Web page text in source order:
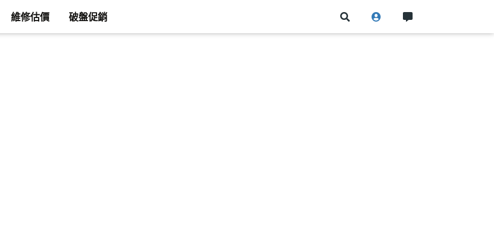
維修估價 破盤促銷